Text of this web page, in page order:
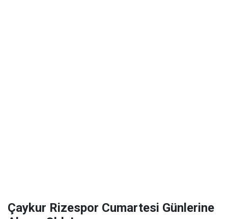
Çaykur Rizespor Cumartesi Günlerine